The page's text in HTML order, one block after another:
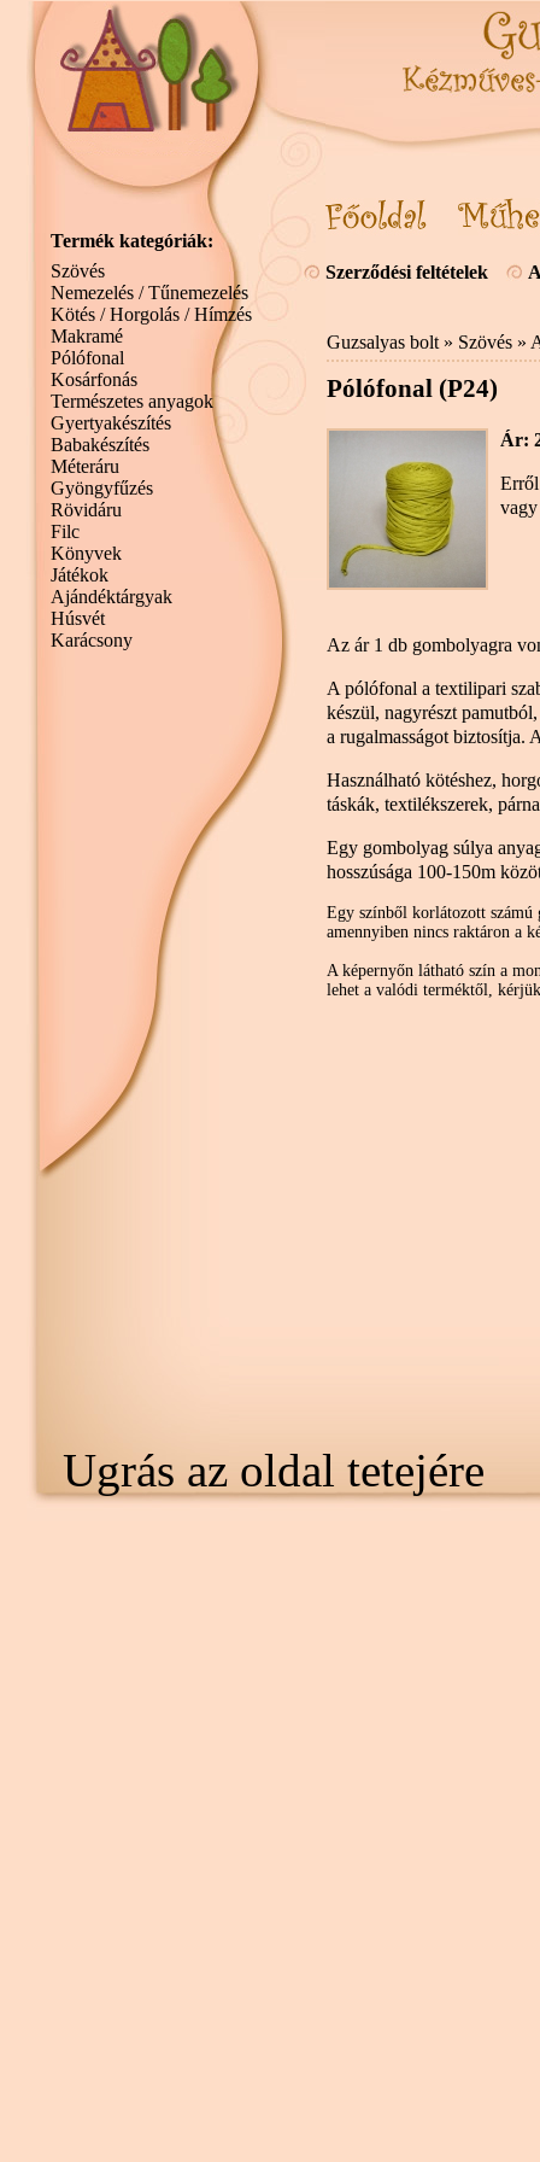
Szerződési feltételek
Guzsalyas bolt » Szövés »
Pólófonal (P24)
Ár:
Az ár 1 db gombolyagra
A pólófonal a textilipari
készül, nagyrészt
a rugalmasságot biztosítja.
Használható kötéshez,
táskák, textilékszerek,
Egy gombolyag súlya
hosszúsága 100-150m
Egy színből korlátozott számú
amennyiben nincs raktáron a
A képernyőn látható szín a
lehet a valódi terméktől,
Termék kategóriák:
Szövés
Nemezelés / Tűnemezelés
Kötés / Horgolás / Hímzés
Makramé
Pólófonal
Kosárfonás
Természetes anyagok
Gyertyakészítés
Babakészítés
Méteráru
Gyöngyfűzés
Rövidáru
Filc
Könyvek
Játékok
Ajándéktárgyak
Húsvét
Karácsony
Ugrás az oldal tetejére